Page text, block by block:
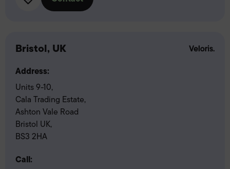
Bristol, UK
Address:
Units 9-10,
Cala Trading Estate,
Ashton Vale Road
Bristol UK,
BS3 2HA
Call: